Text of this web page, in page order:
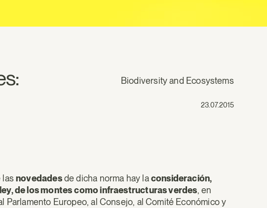
23.07.2015
Biodiversity and Ecosystems
lasnovedadesde dicha norma hay laconsideración,
de los montes como infraestructuras verdes, en
Parlamento Europeo, al Consejo, al Comité Económico y